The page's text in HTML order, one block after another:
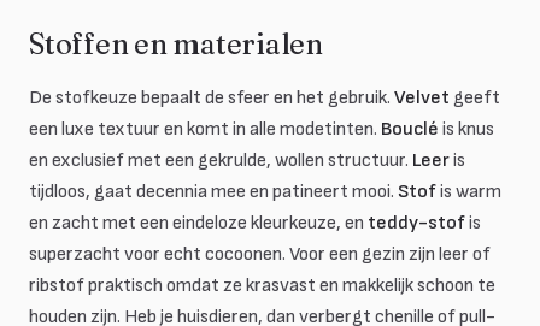
Stoffen en materialen
De stofkeuze bepaalt de sfeer en het gebruik. Velvet geeft
een luxe textuur en komt in alle modetinten. Bouclé is knus
en exclusief met een gekrulde, wollen structuur. Leeris
tijdloos, gaat decennia mee en patineert mooi. Stofis warm
en zacht met een eindeloze kleurkeuze, en teddy-stofis
superzacht voor echt cocoonen. Voor een gezin zijn leer of
ribstof praktisch omdat ze krasvast en makkelijk schoon te
houden zijn. Heb je huisdieren, dan verbergt chenille of pull-